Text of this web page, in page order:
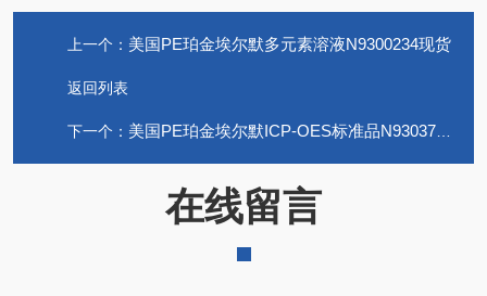
上一个： 美国PE珀金埃尔默多元素溶液N9300234现货
返回列表
下一个： 美国PE珀金埃尔默ICP-OES标准品N9303798
在线留言